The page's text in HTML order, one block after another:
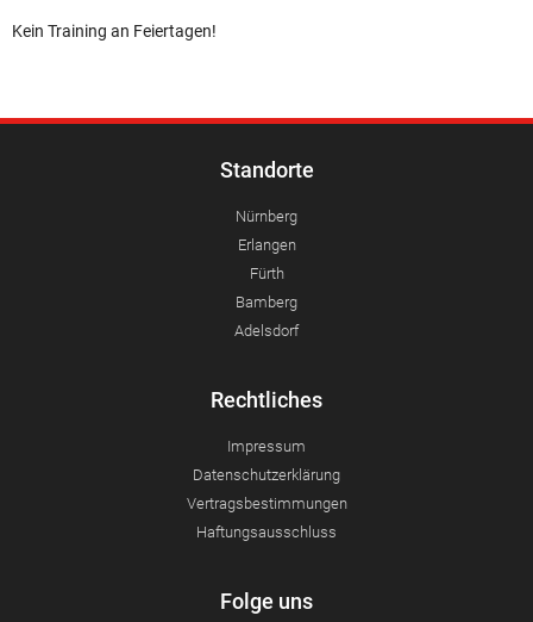
Kein Training an Feiertagen!
Standorte
Nürnberg
Erlangen
Fürth
Bamberg
Adelsdorf
Rechtliches
Impressum
Datenschutzerklärung
Vertragsbestimmungen
Haftungsausschluss
Folge uns